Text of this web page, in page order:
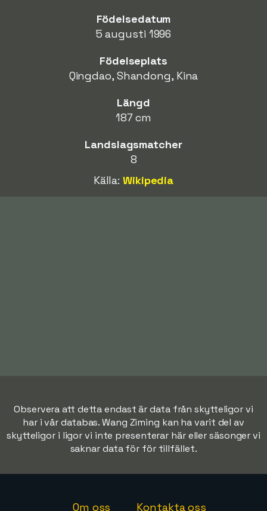
Födelsedatum
5 augusti 1996
Födelseplats
Qingdao, Shandong, Kina
Längd
187 cm
Landslagsmatcher
8
Källa:Wikipedia
Observera att detta endast är data från skytteligor vi
har i vår databas. Wang Ziming kan ha varit del av
skytteligor i ligor vi inte presenterar här eller säsonger vi
saknar data för för tillfället.
Om oss Kontakta oss